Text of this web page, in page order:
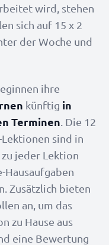
wird, stehen
sich auf 15 x 2
der Woche und
ihre
künftig in
Terminen . Die 12
sind in
jeder Lektion
Hausaufgaben
Zusätzlich bieten
an, um das
zu Hause aus
eine Bewertung